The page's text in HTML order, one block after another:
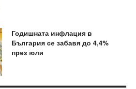
Годишната инфлация в
България се забавя до 4,4%
през юли